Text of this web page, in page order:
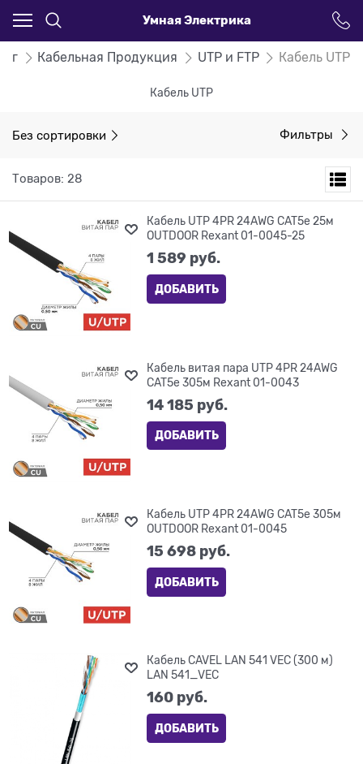
Умная Электрика
Кабельная Продукция UTP и FTP Кабель UTP
Кабель UTP
Без сортировки Фильтры
Товаров: 28
Кабель UTP 4PR 24AWG CAT5e 25м
OUTDOOR Rexant 01-0045-25
1 589 руб.
ДОБАВИТЬ
Кабель витая пара UTP 4PR 24AWG
CAT5e 305м Rexant 01-0043
14 185 руб.
ДОБАВИТЬ
Кабель UTP 4PR 24AWG CAT5e 305м
OUTDOOR Rexant 01-0045
15 698 руб.
ДОБАВИТЬ
Кабель CAVEL LAN 541 VEC (300 м)
LAN 541_VEC
160 руб.
ДОБАВИТЬ